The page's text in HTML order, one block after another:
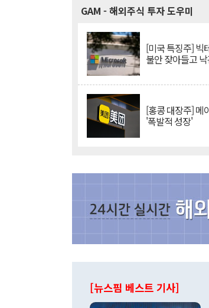
GAM - 해외주식 투자 도우미
[미국 특징주] 빅
불안 잦아들고
[홍콩 대장주]
'폭발적 성장'
[뉴스핌 베스트 기사]